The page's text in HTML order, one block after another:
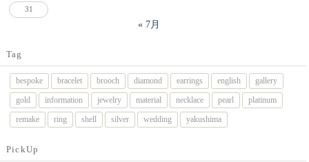
31
« 7月
Tag
bespoke bracelet brooch diamond earrings english
gallery
gold
information jewelry material necklace pearl
platinum
remake
ring shell silver wedding yakushima
PickUp